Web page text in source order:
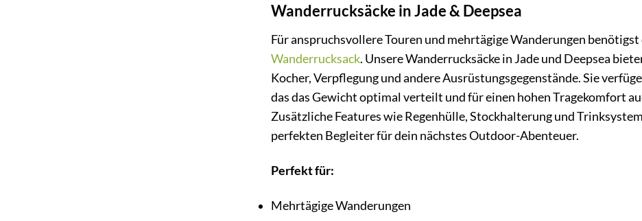
Wanderrucksäcke in Jade & Deepsea
Für anspruchsvollere Touren und mehrtägige Wanderungen
Wanderrucksack. Unsere Wanderrucksäcke in Jade und Deepsea
Kocher, Verpflegung und andere Ausrüstungsgegenstände. Sie
das das Gewicht optimal verteilt und für einen hohen Tragekomfort
Zusätzliche Features wie Regenhülle, Stockhalterung und
perfekten Begleiter für dein nächstes Outdoor-Abenteuer.
Perfekt für:
Mehrtägige Wanderungen